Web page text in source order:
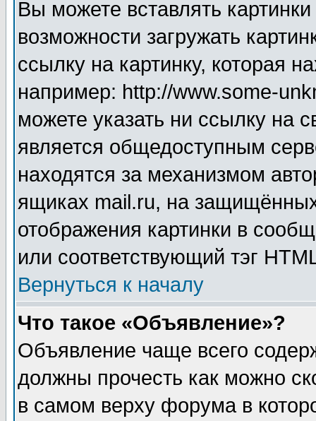
Вы можете вставлять
возможности загружать
ссылку на картинку, которая
например: http://www.some-
можете указать ни ссылку на
является общедоступным
находятся за механизмом
ящиках mail.ru, на
отображения картинки в
или соответствующий тэг
Вернуться к началу
Что такое «Объявление»?
Объявление чаще всего
должны прочесть как можно
в самом верху форума в